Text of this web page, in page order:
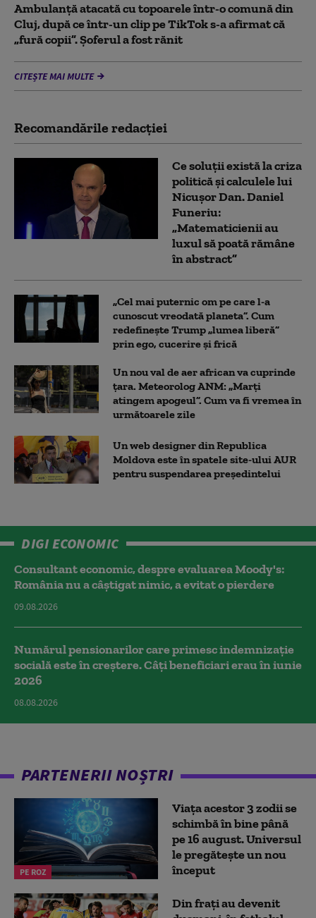
Ambulanţă atacată cu topoarele într-o comună din
Cluj, după ce într-un clip pe TikTok s-a afirmat că
„fură copii”. Șoferul a fost rănit
CITEȘTE MAI MULTE
Recomandările redacţiei
Ce soluții există la criza
politică și calculele lui
Nicușor Dan. Daniel
Funeriu:
„Matematicienii au
luxul să poată rămâne
în abstract”
„Cel mai puternic om pe care l-a
cunoscut vreodată planeta”. Cum
redefinește Trump „lumea liberă”
prin ego, cucerire și frică
Un nou val de aer african va cuprinde
țara. Meteorolog ANM: „Marți
atingem apogeul”. Cum va fi vremea în
următoarele zile
Un web designer din Republica
Moldova este în spatele site-ului AUR
pentru suspendarea președintelui
DIGI ECONOMIC
Consultant economic, despre evaluarea Moody's:
România nu a câştigat nimic, a evitat o pierdere
09.08.2026
Numărul pensionarilor care primesc indemnizaţie
socială este în creștere. Câți beneficiari erau în iunie
2026
08.08.2026
PARTENERII NOȘTRI
PE ROZ
Viața acestor 3 zodii se
schimbă în bine până
pe 16 august. Universul
le pregătește un nou
început
Din frați au devenit